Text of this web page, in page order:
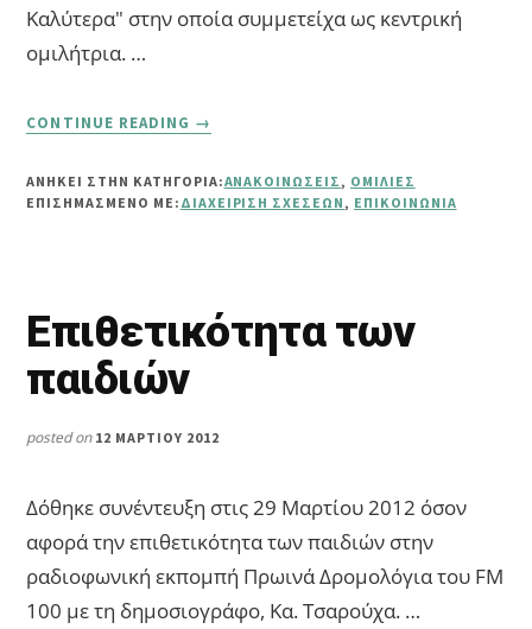
Καλύτερα" στην οποία συμμετείχα ως κεντρική
ομιλήτρια. …
CONTINUE READING
ΕΠΙΚΟΙΝΩΝΉΣΤΕ
→
ΑΝΗΚΕΙ ΣΤΗΝ ΚΑΤΗΓΟΡΙΑ:ΑΝΑΚΟΙΝΏΣΕΙΣ , ΟΜΙΛΊΕΣ
ΕΠΙΣΗΜΑΣΜΈΝΟ ΜΕ: ΔΙΑΧΕΊΡΙΣΗ ΣΧΈΣΕΩΝ , ΕΠΙΚΟΙΝΩΝΊΑ
Επιθετικότητα των
παιδιών
posted on 12 ΜΑΡΤΊΟΥ 2012
Δόθηκε συνέντευξη στις 29 Μαρτίου 2012 όσον
αφορά την επιθετικότητα των παιδιών στην
ραδιοφωνική εκπομπή Πρωινά Δρομολόγια του FM
100 με τη δημοσιογράφο, Κα. Τσαρούχα. …